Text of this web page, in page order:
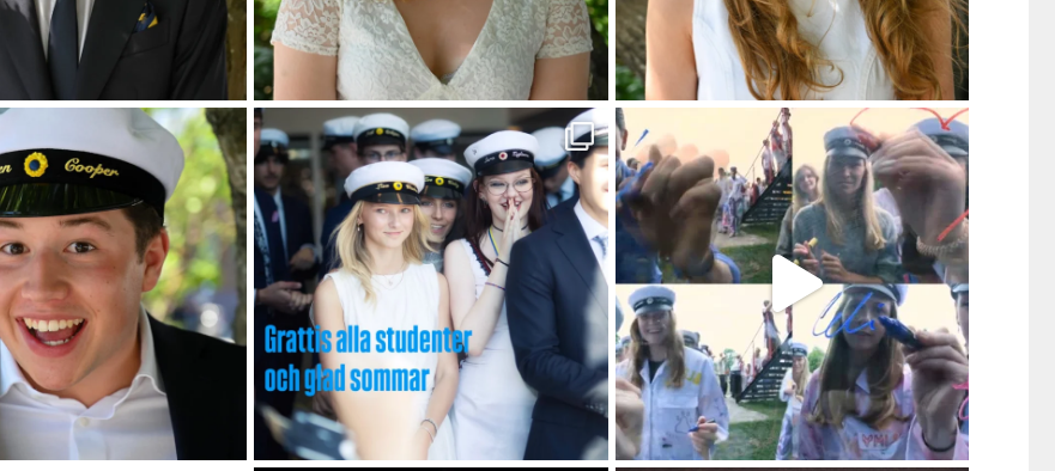
med en sällsynt tyngd, ett...
221 9
Grattis till alla studenter och glad sommar till...
574 2
DS-ettornas fantastiska film till våra ...
333 0